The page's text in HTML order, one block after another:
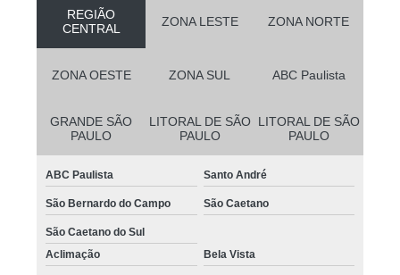
REGIÃO
CENTRAL
ZONA LESTE ZONA NORTE
ZONA OESTE ZONA SUL ABC Paulista
GRANDE SÃO
PAULO
LITORAL DE SÃO
PAULO
LITORAL DE SÃO
PAULO
ABC Paulista Santo André
São Bernardo do Campo São Caetano
São Caetano do Sul
Aclimação
Bela Vista